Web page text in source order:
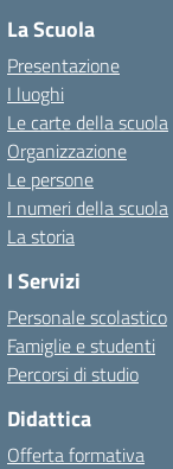
La Scuola
Presentazione
I luoghi
Le carte della scuola
Organizzazione
Le persone
I numeri della scuola
La storia
I Servizi
Personale scolastico
Famiglie e studenti
Percorsi di studio
Didattica
Offerta formativa